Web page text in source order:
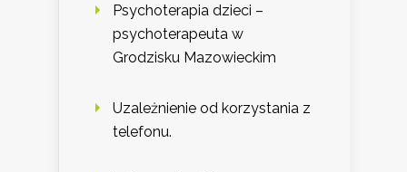
Psychoterapia dzieci –
psychoterapeuta w
Grodzisku Mazowieckim
Uzależnienie od korzystania z
telefonu.